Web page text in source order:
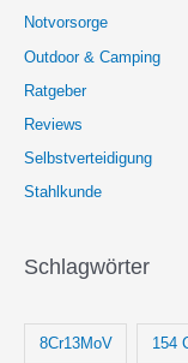
Notvorsorge
Outdoor & Camping
Ratgeber
Reviews
Selbstverteidigung
Stahlkunde
Schlagwörter
8Cr13MoV 154